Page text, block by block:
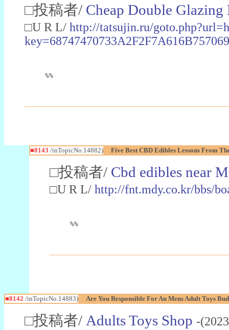
□投稿者/ Cheap Double
□U R L/ http://tatsujin.ru/
%%
■8143 /inTopicNo.14882) Five Best CBD Edibles Lessons From
□投稿者/ Cbd edibles near
□U R L/ http://fnt.mdy.co.kr/bbs/
%%
■8142 /inTopicNo.14883) Are You Responsible For An Mens Adult Toys
□投稿者/ Adults Toys Shop -